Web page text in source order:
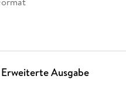
Ausgabe